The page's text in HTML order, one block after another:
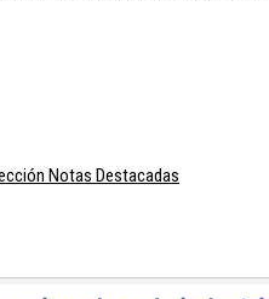
Notas Destacadas